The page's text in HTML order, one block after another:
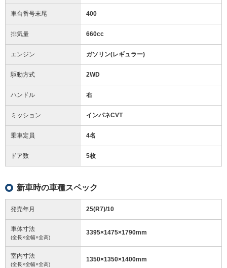
車台番号末尾 400
排気量 660cc
エンジン ガソリン(レギュラー)
駆動方式 2WD
ハンドル 右
ミッション インパネCVT
乗車定員 4名
ドア数 5枚
新車時の車種スペック
発売年月 25(R7)/10
車体寸法
(全長×全幅×全高)
3395×1475×1790mm
室内寸法
(全長×全幅×全高)
1350×1350×1400mm